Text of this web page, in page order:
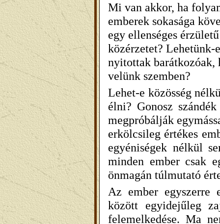
Mi van akkor, ha
emberek sokasága
egy ellenséges
közérzetet? Lehetünk-
nyitottak barátkozóak,
velünk szemben?
Lehet-e közösség
élni? Gonosz
megpróbálják
erkölcsileg értékes
egyéniségek nélkül
minden ember csak
önmagán túlmutató
Az ember egyszerre
között egyidejűleg
felemelkedése. Ma